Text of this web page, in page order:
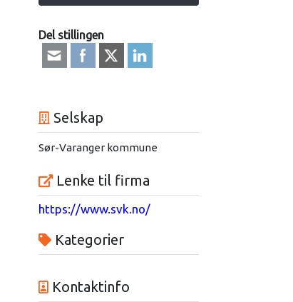
Del stillingen
Selskap
Sør-Varanger kommune
Lenke til firma
https://www.svk.no/
Kategorier
Kontaktinfo